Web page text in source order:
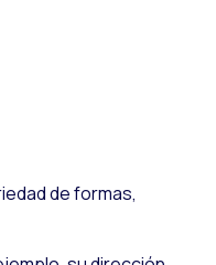
de formas,